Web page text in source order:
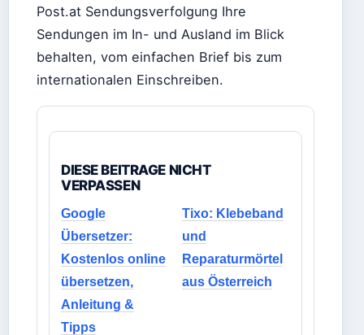
Post.at Sendungsverfolgung Ihre
Sendungen im In- und Ausland im Blick
behalten, vom einfachen Brief bis zum
internationalen Einschreiben.
DIESE BEITRAGE NICHT
VERPASSEN
Google
Übersetzer:
Kostenlos online
übersetzen,
Anleitung &
Tipps
Tixo: Klebeband
und
Reparaturmörtel
aus Österreich